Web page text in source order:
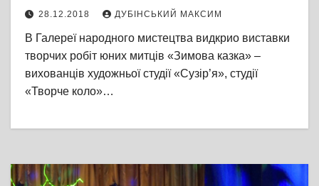
28.12.2018 ДУБІНСЬКИЙ МАКСИМ
В Галереї народного мистецтва видкрио виставки
творчих робіт юних митців «Зимова казка» –
вихованців художньої студії «Сузір’я», студії
«Творче коло»…